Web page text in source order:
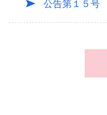
公告第１５号